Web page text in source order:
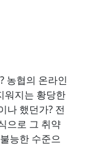
농협의 온라인
워지는 황당한
나 했던가? 전
으로 그 취약
능한 수준으